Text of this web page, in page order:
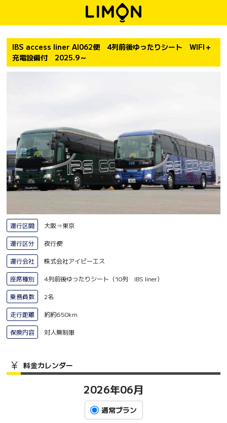
IBS access liner AI062便 4列前後ゆったりシート WIFI＋
充電設備付 2025.9～
運行区間 大阪⇒東京
運行区分 夜行便
運行会社 株式会社アイビーエス
座席種別 4列前後ゆったりシート（10列 IBS liner）
乗務員数 2名
走行距離 約約650km
保険内容 対人無制限
料金カレンダー
2026年06月
通常プラン